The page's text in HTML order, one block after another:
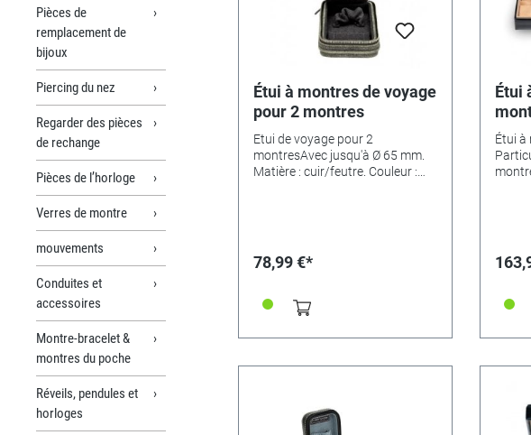
Pièces de
remplacement de
bijoux
Piercing du nez
Regarder des pièces
de rechange
Pièces de l’horloge
Verres de montre
mouvements
Conduites et
accessoires
Montre-bracelet &
montres du poche
Réveils, pendules et
horloges
Étui à montres de voyage
pour 2 montres
Etui de voyage pour 2
montresAvec jusqu'à Ø 65 mm.
Matière : cuir/feutre. Couleur :
78,99 €*
Étui
Étui à